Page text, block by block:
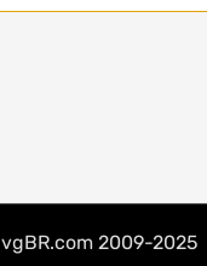
vgBR.com 2009-2025